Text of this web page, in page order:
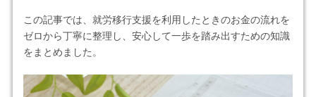
この記事では、就労移行支援を利用したときのお金の流れを
ゼロから丁寧に整理し、安心して一歩を踏み出すための知識
をまとめました。